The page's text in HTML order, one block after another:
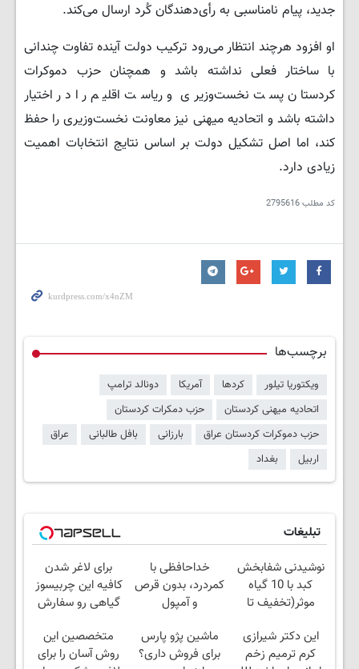
جدید، پیام نامناسبی به رأی‌دهندگان کُرد ارسال می‌کند.
او افزود هرچند انتظار می‌رود ترکیب دولت آینده تفاوت چندانی
با ساختار فعلی نداشته باشد و همچنان حزب دموکرات
کردستان پست نخست‌وزیری و ریاست اقلیم را در اختیار
داشته باشد و اتحادیه میهنی نیز معاونت نخست‌وزیری را حفظ
کند، اما اصل تشکیل دولت بر اساس نتایج انتخابات اهمیت
زیادی دارد.
کد مطلب2795616
برچسب‌ها
ویکتوریا تیلور کردها آمریکا
دونالد ترامپ
اتحادیه میهنی کردستان
حزب دمکرات کردستان
حزب دموکرات کردستان عراق
بارزانی بافل طالبانی
عراق
اربیل
بغداد
تبلیغات
نوشیدنی شفابخش
کبد با 10 گیاه
موثر(تخفیف تا
خداحافظی با
کمردرد، بدون قرص
و آمپول
برای لاغر شدن
کافیه این چربیسوز
گیاهی رو سفارش
امشب)
این دکتر شیرازی
کرم ترمیم زخم
ماشین پژو پارس
برای فروش داری؟
متخصصین این
روش آسان را برای